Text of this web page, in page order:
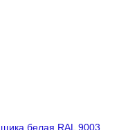
белая RAL 9003